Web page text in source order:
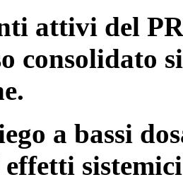
attivi del
consolidato
a bassi